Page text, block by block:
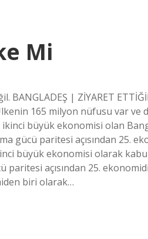
Mi
| ZİYARET
165 milyon nüfusu var ve
ikinci büyük ekonomisi olan
gücü paritesi açısından 25.
büyük ekonomisi olarak
paritesi açısından 25.
biri olarak…